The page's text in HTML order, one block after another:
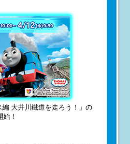
大井川鐵道を走ろう！」の
！